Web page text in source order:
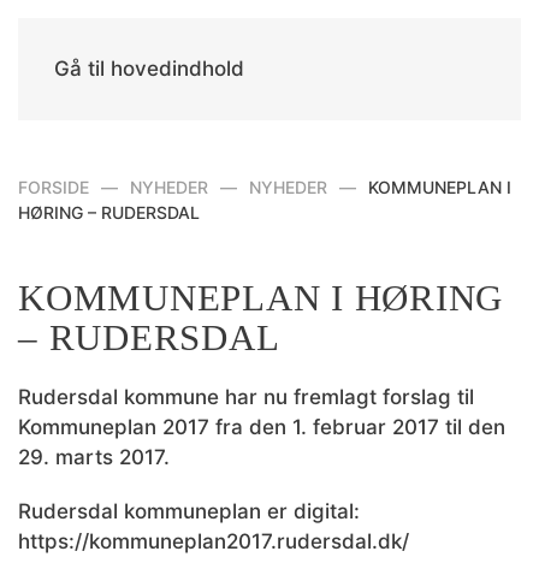
Gå til hovedindhold
FORSIDE NYHEDER NYHEDER
KOMMUNEPLAN I
HØRING – RUDERSDAL
KOMMUNEPLAN I HØRING
– RUDERSDAL
Rudersdal kommune har nu fremlagt forslag til
Kommuneplan 2017 fra den 1. februar 2017 til den
29. marts 2017.
Rudersdal kommuneplan er digital:
https://kommuneplan2017.rudersdal.dk/